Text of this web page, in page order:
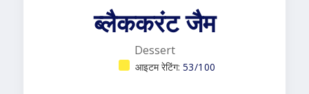
ब्लैककरंट जैम
Dessert
आइटम रेटिंग: 53/100